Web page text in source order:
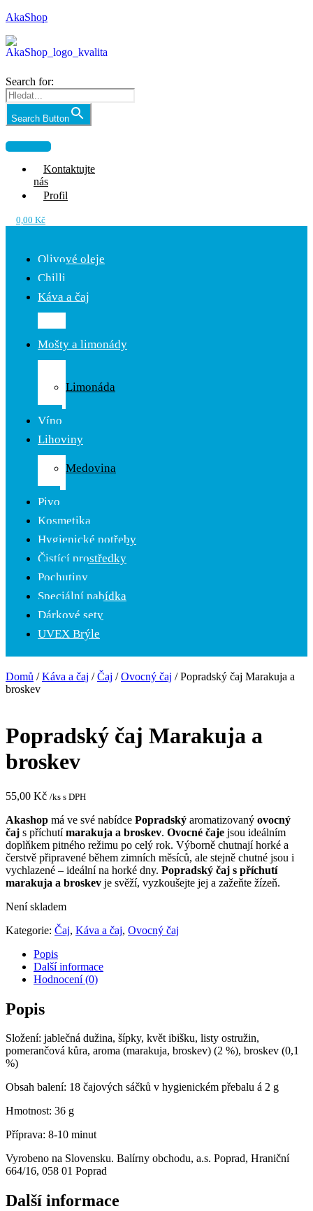
AkaShop
Search for:
Search Button
Nabídka
Kontaktujte
nás
Profil
0,00 Kč
Olivové oleje
Chilli
Káva a čaj
Mošty a limonády
Limonáda
Víno
Lihoviny
Medovina
Pivo
Kosmetika
Hygienické potřeby
Čistící prostředky
Pochutiny
Speciální nabídka
Dárkové sety
UVEX Brýle
Domů /Káva a čaj /Čaj /Ovocný čaj / Popradský čaj Marakuja a
broskev
Popradský čaj Marakuja a
broskev
55,00 Kč /ks s DPH
Akashop má ve své nabídce Popradský aromatizovaný ovocný
čaj s příchutímarakuja a broskev. Ovocné čaje jsou ideálním
doplňkem pitného režimu po celý rok. Výborně chutnají horké a
čerstvě připravené během zimních měsíců, ale stejně chutné jsou i
vychlazené – ideální na horké dny. Popradský čaj s příchutí
marakuja a broskev je svěží, vyzkoušejte jej a zažeňte žízeň.
Není skladem
Kategorie: Čaj, Káva a čaj, Ovocný čaj
Popis
Další informace
Hodnocení (0)
Popis
Složení: jablečná dužina, šípky, květ ibišku, listy ostružin,
pomerančová kůra, aroma (marakuja, broskev) (2 %), broskev (0,1
%)
Obsah balení: 18 čajových sáčků v hygienickém přebalu á 2 g
Hmotnost: 36 g
Příprava: 8-10 minut
Vyrobeno na Slovensku. Balírny obchodu, a.s. Poprad, Hraniční
664/16, 058 01 Poprad
Další informace